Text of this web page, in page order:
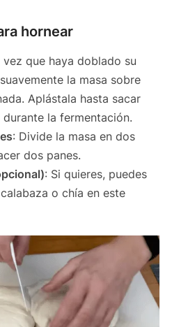
hornear
vez que haya doblado su
la masa sobre
Aplástala hasta sacar
la fermentación.
: Divide la masa en dos
dos panes.
: Si quieres, puedes
o chía en este